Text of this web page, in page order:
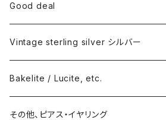
Good deal
Vintage sterling silver シルバー
ネックレス
バングル・ブレスレット
Bakelite / Lucite, etc.
ピアス・イヤリング
その他、ピアス・イヤリング